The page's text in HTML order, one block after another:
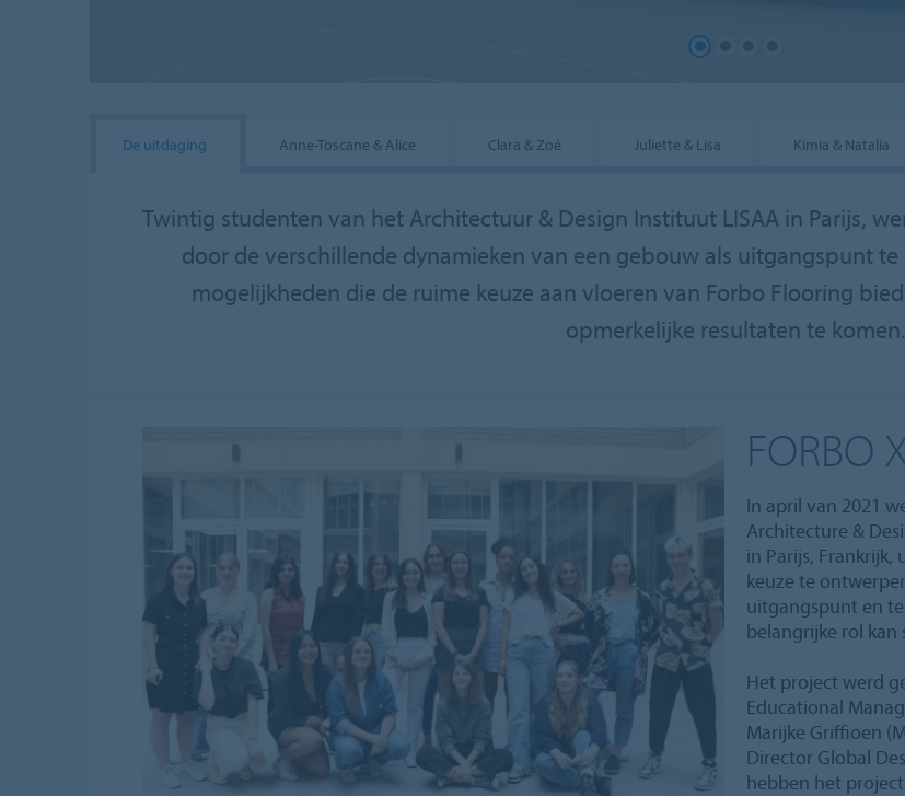
De uitdaging Anne-Toscane & Alice Clara & Zoé Juliette & Lisa Kimia & Natalia
Twintig studenten van het Architectuur & Design Instituut LISAA in Parijs,
door de verschillende dynamieken van een gebouw als uitgangspunt
mogelijkheden die de ruime keuze aan vloeren van Forbo Flooring
opmerkelijke resultaten te komen.
FORBO
In april van 2021
Architecture &
in Parijs,
keuze te
uitgangspunt en
belangrijke rol kan
Het project werd
Educational
Marijke Griffioen
Director Global
hebben het